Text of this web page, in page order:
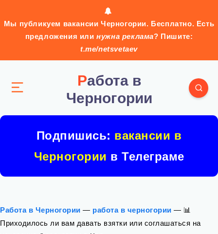
Мы публикуем вакансии Черногории. Бесплатно. Есть
предложения илинужна реклама? Пишите:
t.me/netsvetaev
Работа в
Черногории
Подпишись: вакансии в
Черногории в Телеграме
Работа в Черногории — работа в черногории — 📊
Приходилось ли вам давать взятки или соглашаться на